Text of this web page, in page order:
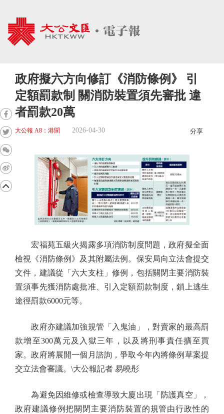
政府擬六方向修訂《消防條例》 引
定額罰款制 關消防裝置須先審批 違
者罰款20萬
大公報 A8：港聞 2026-04-30 分享
宏福苑五級火揭露多項消防制度問題，政府擬全面
檢視《消防條例》及其附屬法例。保安局向立法會提交
文件，建議從「六大支柱」修例，包括關閉主要消防裝
置須事先獲消防處批准、引入定額罰款制度，鎖上逃生
途徑罰款6000元等。
政府亦建議加強規管「入鬼油」，對賣家的最高罰
款增至300萬元及入獄三年，以及將刑事責任擴至買
家。政府將展開一個月諮詢，爭取今年內將條例草案提
交立法會審議。\大公報記者 易曉彤
為避免因維修或檢查導致大廈出現「防護真空」，
政府建議修例把關閉主要消防裝置的規管由行政性的